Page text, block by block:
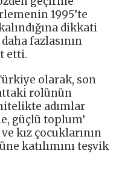
1995’te
dikkati
fazlasının
etti.
olarak, son
rolünün
adımlar
güçlü toplum’
kız çocuklarının
katılımını teşvik